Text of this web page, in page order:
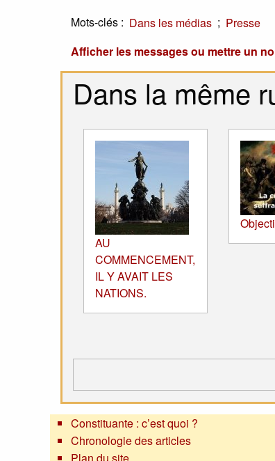
Mots-clés : Dans les médias ; Presse
Afficher les messages ou mettre un
Dans la même
AU
COMMENCEMENT,
IL Y AVAIT LES
NATIONS.
Constituante : c’est quoi ?
Chronologie des articles
Plan du site